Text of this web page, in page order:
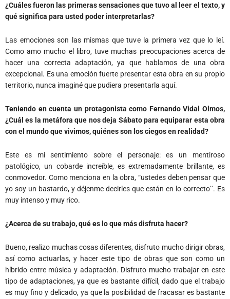
¿Cuáles fueron las primeras sensaciones que tuvo al leer el texto, y
qué significa para usted poder interpretarlas?
Las emociones son las mismas que tuve la primera vez que lo leí.
Como amo mucho el libro, tuve muchas preocupaciones acerca de
hacer una correcta adaptación, ya que hablamos de una obra
excepcional. Es una emoción fuerte presentar esta obra en su propio
territorio, nunca imaginé que pudiera presentarla aquí.
Teniendo en cuenta un protagonista como Fernando Vidal Olmos,
¿Cuál es la metáfora que nos deja Sábato para equiparar esta obra
con el mundo que vivimos, quiénes son los ciegos en realidad?
Este es mi sentimiento sobre el personaje: es un mentiroso
patológico, un cobarde increíble, es extremadamente brillante, es
conmovedor. Como menciona en la obra, “ustedes deben pensar que
yo soy un bastardo, y déjenme decirles que están en lo correcto¨. Es
muy intenso y muy rico.
¿Acerca de su trabajo, qué es lo que más disfruta hacer?
Bueno, realizo muchas cosas diferentes, disfruto mucho dirigir obras,
así como actuarlas, y hacer este tipo de obras que son como un
híbrido entre música y adaptación. Disfruto mucho trabajar en este
tipo de adaptaciones, ya que es bastante difícil, dado que el trabajo
es muy fino y delicado, ya que la posibilidad de fracasar es bastante